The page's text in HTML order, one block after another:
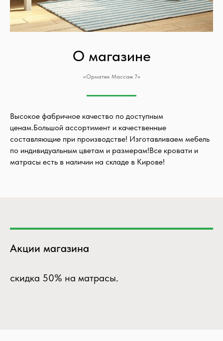
О магазине
«Орматек Массаж 7»
Высокое фабричное качество по доступным
ценам.Большой ассортимент и качественные
составляющие при производстве! Изготавливаем мебель
по индивидуальным цветам и размерам!Все кровати и
матрасы есть в наличии на складе в Кирове!
Акции магазина
скидка 50% на матрасы.